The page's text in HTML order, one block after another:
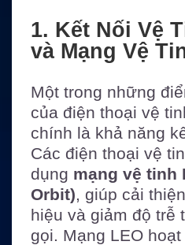
1. Kết Nối Vệ
và Mạng Vệ
Một trong những
của điện thoại vệ
chính là khả năng
Các điện thoại vệ
dụng mạng vệ tinh
Orbit), giúp cải
hiệu và giảm độ trễ
gọi. Mạng LEO